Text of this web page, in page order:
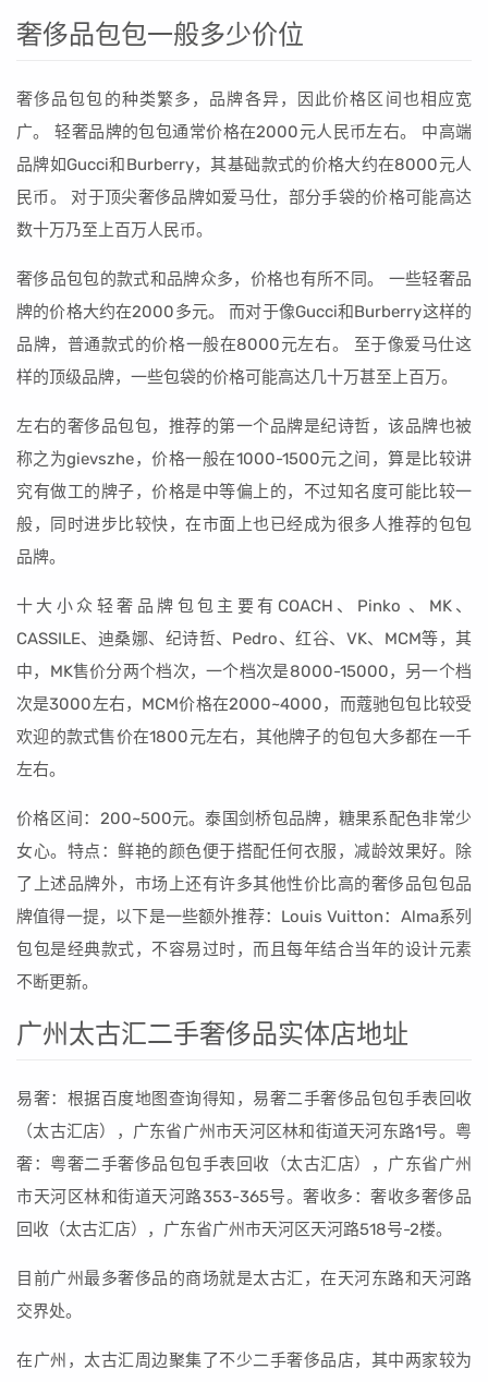
奢侈品包包一般多少价位
奢侈品包包的种类繁多，品牌各异，因此价格区间也相应宽
广。 轻奢品牌的包包通常价格在2000元人民币左右。 中高端
品牌如Gucci和Burberry，其基础款式的价格大约在8000元人
民币。 对于顶尖奢侈品牌如爱马仕，部分手袋的价格可能高达
数十万乃至上百万人民币。
奢侈品包包的款式和品牌众多，价格也有所不同。 一些轻奢品
牌的价格大约在2000多元。 而对于像Gucci和Burberry这样的
品牌，普通款式的价格一般在8000元左右。 至于像爱马仕这
样的顶级品牌，一些包袋的价格可能高达几十万甚至上百万。
左右的奢侈品包包，推荐的第一个品牌是纪诗哲，该品牌也被
称之为gievszhe，价格一般在1000-1500元之间，算是比较讲
究有做工的牌子，价格是中等偏上的，不过知名度可能比较一
般，同时进步比较快，在市面上也已经成为很多人推荐的包包
品牌。
十大小众轻奢品牌包包主要有COACH、Pinko 、MK、
CASSILE、迪桑娜、纪诗哲、Pedro、红谷、VK、MCM等，其
中，MK售价分两个档次，一个档次是8000-15000，另一个档
次是3000左右，MCM价格在2000~4000，而蔻驰包包比较受
欢迎的款式售价在1800元左右，其他牌子的包包大多都在一千
左右。
价格区间：200~500元。泰国剑桥包品牌，糖果系配色非常少
女心。特点：鲜艳的颜色便于搭配任何衣服，减龄效果好。除
了上述品牌外，市场上还有许多其他性价比高的奢侈品包包品
牌值得一提，以下是一些额外推荐：Louis Vuitton：Alma系列
包包是经典款式，不容易过时，而且每年结合当年的设计元素
不断更新。
广州太古汇二手奢侈品实体店地址
易奢：根据百度地图查询得知，易奢二手奢侈品包包手表回收
（太古汇店），广东省广州市天河区林和街道天河东路1号。粤
奢：粤奢二手奢侈品包包手表回收（太古汇店），广东省广州
市天河区林和街道天河路353-365号。奢收多：奢收多奢侈品
回收（太古汇店），广东省广州市天河区天河路518号-2楼。
目前广州最多奢侈品的商场就是太古汇，在天河东路和天河路
交界处。
在广州，太古汇周边聚集了不少二手奢侈品店，其中两家较为